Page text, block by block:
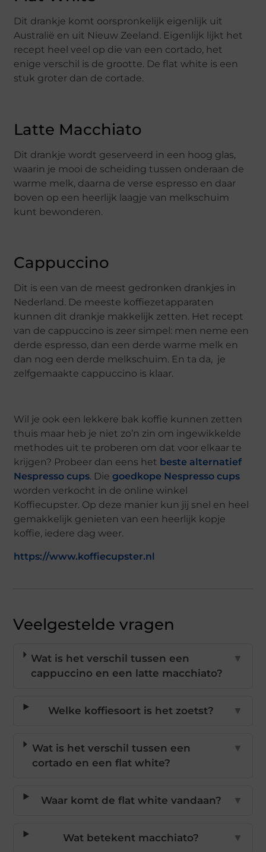
Dit drankje komt oorspronkelijk eigenlijk uit
Australië en uit Nieuw Zeeland. Eigenlijk lijkt het
recept heel veel op die van een cortado, het
enige verschil is de grootte. De flat white is een
stuk groter dan de cortade.
Latte Macchiato
Dit drankje wordt geserveerd in een hoog glas,
waarin je mooi de scheiding tussen onderaan de
warme melk, daarna de verse espresso en daar
boven op een heerlijk laagje van melkschuim
kunt bewonderen.
Cappuccino
Dit is een van de meest gedronken drankjes in
Nederland. De meeste koffiezetapparaten
kunnen dit drankje makkelijk zetten. Het recept
van de cappuccino is zeer simpel: men neme een
derde espresso, dan een derde warme melk en
dan nog een derde melkschuim. En ta da, je
zelfgemaakte cappuccino is klaar.
Wil je ook een lekkere bak koffie kunnen zetten
thuis maar heb je niet zo’n zin om ingewikkelde
methodes uit te proberen om dat voor elkaar te
krijgen? Probeer dan eens het beste alternatief
Nespresso cups. Diegoedkope Nespresso cups
worden verkocht in de online winkel
Koffiecupster. Op deze manier kun jij snel en heel
gemakkelijk genieten van een heerlijk kopje
koffie, iedere dag weer.
https://www.koffiecupster.nl
Veelgestelde vragen
Wat is het verschil tussen een
cappuccino en een latte macchiato?
▼
Welke koffiesoort is het zoetst? ▼
Wat is het verschil tussen een
cortado en een flat white?
▼
Waar komt de flat white vandaan? ▼
Wat betekent macchiato? ▼